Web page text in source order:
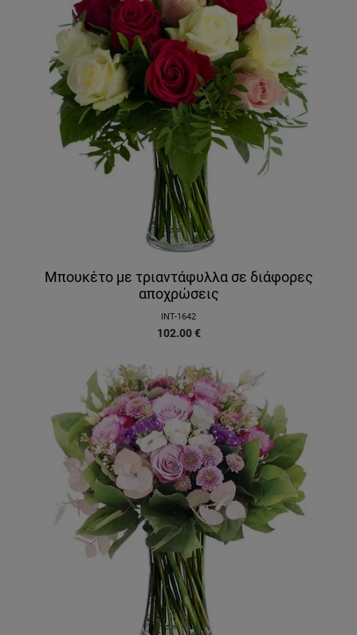
Μπουκέτο με τριαντάφυλλα σε διάφορες
αποχρώσεις
INT-1642
102.00 €